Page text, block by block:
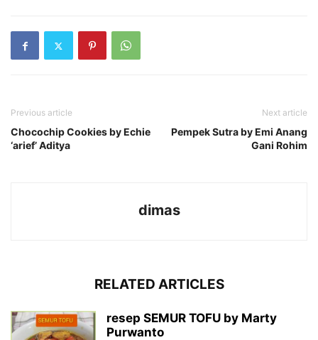
Previous article
Chocochip Cookies by Echie
‘arief’ Aditya
Next article
Pempek Sutra by Emi Anang
Gani Rohim
dimas
RELATED ARTICLES
resep SEMUR TOFU by Marty
Purwanto